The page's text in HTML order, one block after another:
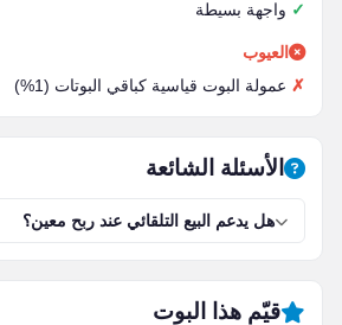
واجهة بسيطة
العيوب
عمولة البوت قياسية كباقي البوتات (1%)
الأسئلة الشائعة
هل يدعم البيع التلقائي عند ربح معين؟
قيّم هذا البوت